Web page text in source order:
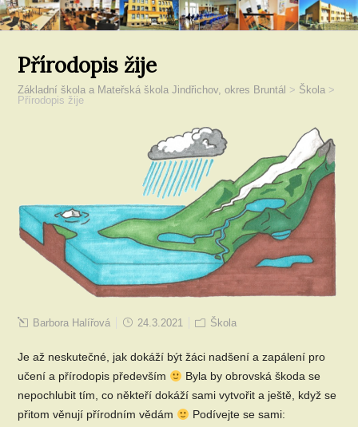
Přírodopis žije
Základní škola a Mateřská škola Jindřichov, okres Bruntál > Škola >
Přírodopis žije
Barbora Halířová 24.3.2021 Škola
Je až neskutečné, jak dokáží být žáci nadšení a zapálení pro
učení a přírodopis především
Byla by obrovská škoda se
nepochlubit tím, co někteří dokáží sami vytvořit a ještě, když se
přitom věnují přírodním vědám
Podívejte se sami: